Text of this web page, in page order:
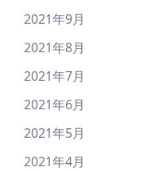
2021年9月
2021年8月
2021年7月
2021年6月
2021年5月
2021年4月